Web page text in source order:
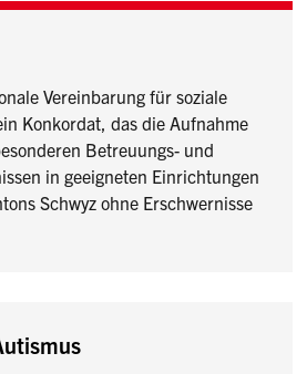
Vereinbarung für soziale
Konkordat, das die Aufnahme
Betreuungs- und
in geeigneten Einrichtungen
Schwyz ohne Erschwernisse